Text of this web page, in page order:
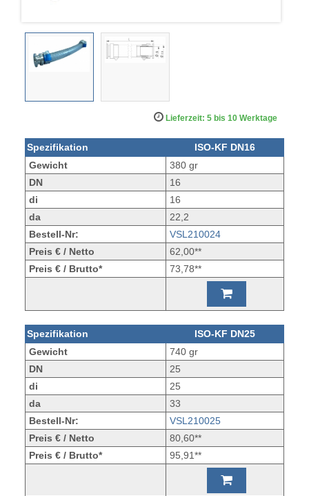
Lieferzeit: 5 bis 10 Werktage
Spezifikation
ISO-KF DN16
Gewicht
380 gr
DN
16
di
16
da
22,2
Bestell-Nr:
VSL210024
Preis € / Netto
62,00**
Preis € / Brutto*
73,78**
Spezifikation
ISO-KF DN25
Gewicht
740 gr
DN
25
di
25
da
33
Bestell-Nr:
VSL210025
Preis € / Netto
80,60**
Preis € / Brutto*
95,91**